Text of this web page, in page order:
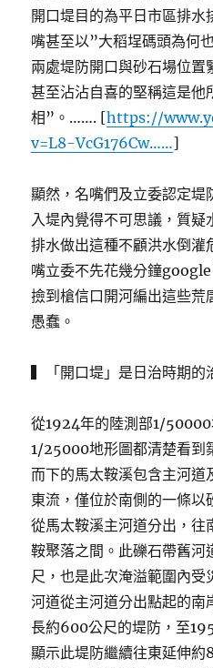
開口堤目的為平日市區排水
嘴甚至以”大稻埕碼頭為何
兩處堤防開口與砂石場位
甚至沾沾自喜的堅稱這是
相”。……. [https://
v=L8-VcG176Cw……]
顯然，名嘴們及立委認定堤
入堤內覺得不可思議，質疑
排水做出這種不顧洪水倒
嘴立委不先花幾分鐘
撿到槍信口開河編出這些荒
愚蠢。
▍「開口堤」是日治時期的
從1924年的陸測部1/
1/25000地形圖都清楚看到
而下的馬太鞍溪包含主河道
東流，僅位於南側的一條以
從馬太鞍溪主河道分出，往
鞍聚落之間。此礫石帶舊
尺，也是此次淹溢範圍內受
河道從主河道分出點起的南
長約600公尺的堤防，至
顯示此堤防繼續往東延伸